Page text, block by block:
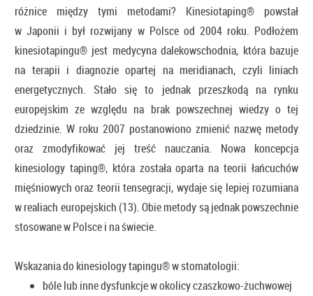
różnice między tymi metodami? Kinesiotaping® powstał
w Japonii i był rozwijany w Polsce od 2004 roku. Podłożem
kinesiotapingu® jest medycyna dalekowschodnia, która bazuje
na terapii i diagnozie opartej na meridianach, czyli liniach
energetycznych. Stało się to jednak przeszkodą na rynku
europejskim ze względu na brak powszechnej wiedzy o tej
dziedzinie. W roku 2007 postanowiono zmienić nazwę metody
oraz zmodyfikować jej treść nauczania. Nowa koncepcja
kinesiology taping®, która została oparta na teorii łańcuchów
mięśniowych oraz teorii tensegracji, wydaje się lepiej rozumiana
w realiach europejskich (13). Obie metody są jednak powszechnie
stosowane w Polsce i na świecie.
Wskazania do kinesiology tapingu® w stomatologii:
bóle lub inne dysfunkcje w okolicy czaszkowo-żuchwowej